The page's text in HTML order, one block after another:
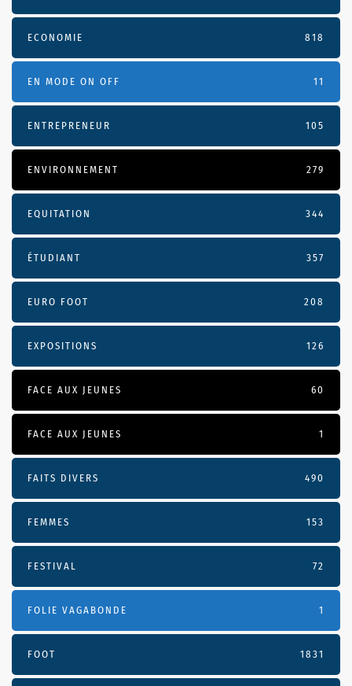
ECONOMIE 818
EN MODE ON OFF 11
ENTREPRENEUR 105
ENVIRONNEMENT 279
EQUITATION 344
ÉTUDIANT 357
EURO FOOT 208
EXPOSITIONS 126
FACE AUX JEUNES 60
FACE AUX JEUNES 1
FAITS DIVERS 490
FEMMES 153
FESTIVAL 72
FOLIE VAGABONDE 1
FOOT 1831